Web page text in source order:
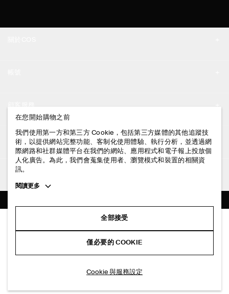
NT$ 8,000
選擇尺寸
門市資訊
登入 / 註冊
聯絡我們
配送說明
付款說明
退貨及退款說明
常見問題
法律資訊
隱私權政策
條款與細則
追蹤COS
TIKTOK
訂閱電子郵件
在您開始購物之前
我們使用第一方和第三方 Cookie，包括第三方媒體的其他追蹤技
術，以提供網站完整功能、客制化使用體驗、執行分析，並透過網
際網路和社群媒體平台在我們的網站、應用程式和電子報上投放個
人化廣告。為此，我們會蒐集使用者、瀏覽模式和裝置的相關資
訊。
Toggle
閱讀更多
全部接受
僅必要的 COOKIE
Cookie 與服務設定